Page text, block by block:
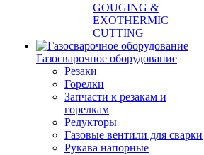
GOUGING &
EXOTHERMIC
CUTTING
Газосварочное оборудование
Резаки
Горелки
Запчасти к резакам и
горелкам
Редукторы
Газовые вентили для сварки
Рукава напорные